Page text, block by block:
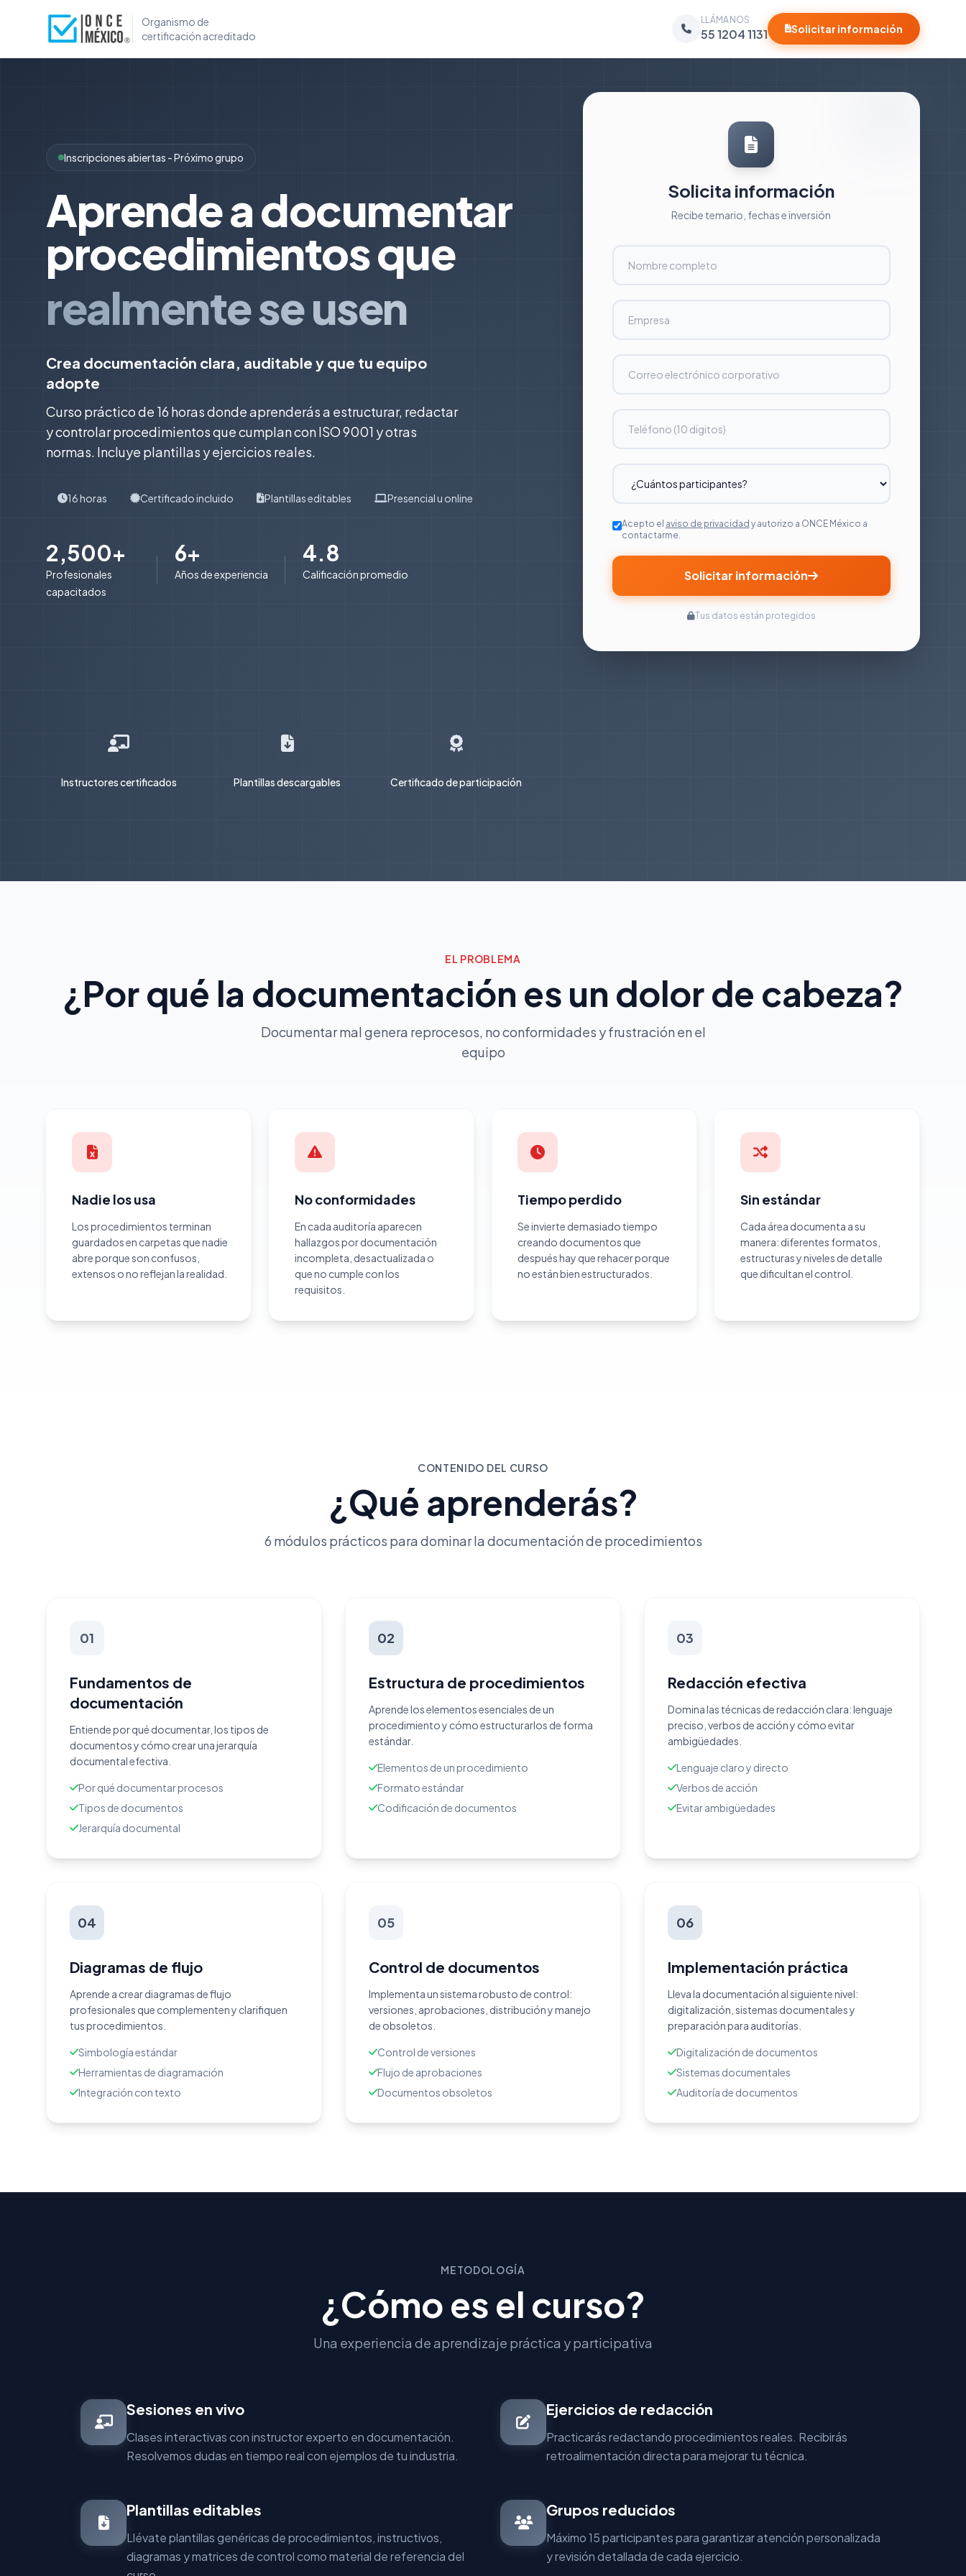
Organismo de
certificación acreditado
LLÁMANOS
55 1204 1131 Solicitar información
Inscripciones abiertas - Próximo grupo
Aprende a documentar
procedimientos que
realmente se usen
Crea documentación clara, auditable y que tu equipo
adopte
Curso práctico de 16 horas donde aprenderás a estructurar, redactar
y controlar procedimientos que cumplan con ISO 9001 y otras
normas. Incluye plantillas y ejercicios reales.
16 horas Certificado incluido Plantillas editables Presencial u online
2,500+
Profesionales
capacitados
6+
Años de experiencia
4.8
Calificación promedio
Solicita información
Recibe temario, fechas e inversión
Acepto el aviso de privacidad y autorizo a ONCE México a
contactarme.
Solicitar información
Tus datos están protegidos
Instructores certificados Plantillas descargables Certificado de participación
EL PROBLEMA
¿Por qué la documentación es un dolor de cabeza?
Documentar mal genera reprocesos, no conformidades y frustración en el
equipo
Nadie los usa
Los procedimientos terminan
guardados en carpetas que nadie
abre porque son confusos,
extensos o no reflejan la realidad.
No conformidades
En cada auditoría aparecen
hallazgos por documentación
incompleta, desactualizada o
que no cumple con los
requisitos.
Tiempo perdido
Se invierte demasiado tiempo
creando documentos que
después hay que rehacer porque
no están bien estructurados.
Sin estándar
Cada área documenta a su
manera: diferentes formatos,
estructuras y niveles de detalle
que dificultan el control.
CONTENIDO DEL CURSO
¿Qué aprenderás?
6 módulos prácticos para dominar la documentación de procedimientos
01
Fundamentos de
documentación
Entiende por qué documentar, los tipos de
documentos y cómo crear una jerarquía
documental efectiva.
Por qué documentar procesos
Tipos de documentos
Jerarquía documental
02
Estructura de procedimientos
Aprende los elementos esenciales de un
procedimiento y cómo estructurarlos de forma
estándar.
Elementos de un procedimiento
Formato estándar
Codificación de documentos
03
Redacción efectiva
Domina las técnicas de redacción clara: lenguaje
preciso, verbos de acción y cómo evitar
ambigüedades.
Lenguaje claro y directo
Verbos de acción
Evitar ambigüedades
04
Diagramas de flujo
Aprende a crear diagramas de flujo
profesionales que complementen y clarifiquen
tus procedimientos.
Simbología estándar
Herramientas de diagramación
Integración con texto
05
Control de documentos
Implementa un sistema robusto de control:
versiones, aprobaciones, distribución y manejo
de obsoletos.
Control de versiones
Flujo de aprobaciones
Documentos obsoletos
06
Implementación práctica
Lleva la documentación al siguiente nivel:
digitalización, sistemas documentales y
preparación para auditorías.
Digitalización de documentos
Sistemas documentales
Auditoría de documentos
METODOLOGÍA
¿Cómo es el curso?
Una experiencia de aprendizaje práctica y participativa
Sesiones en vivo
Clases interactivas con instructor experto en documentación.
Resolvemos dudas en tiempo real con ejemplos de tu industria.
Ejercicios de redacción
Practicarás redactando procedimientos reales. Recibirás
retroalimentación directa para mejorar tu técnica.
Plantillas editables
Llévate plantillas genéricas de procedimientos, instructivos,
diagramas y matrices de control como material de referencia del
Grupos reducidos
Máximo 15 participantes para garantizar atención personalizada
y revisión detallada de cada ejercicio.